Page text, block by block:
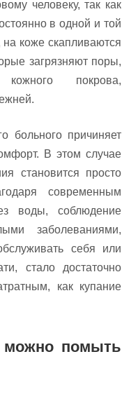
человеку, так как
в одной и той
коже скапливаются
загрязняют поры,
покрова,
больного причиняет
В этом случае
становится просто
современным
воды, соблюдение
заболеваниями,
себя или
стало достаточно
как купание
можно помыть